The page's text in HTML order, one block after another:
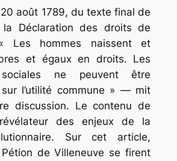
20 août 1789, du texte final de
la Déclaration des droits de
Les hommes naissent et
et égaux en droits. Les
sociales ne peuvent être
l’utilité commune » — mit
discussion. Le contenu de
des enjeux de la
Sur cet article,
de Villeneuve se firent